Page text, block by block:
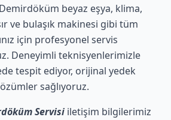
beyaz eşya, klima,
ve bulaşık makinesi gibi tüm
için profesyonel servis
Deneyimli teknisyenlerimizle
tespit ediyor, orijinal yedek
sağlıyoruz.
Servisi iletişim bilgilerimiz